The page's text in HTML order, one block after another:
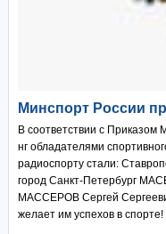
Минспорт России
В соответствии с Приказом
нг обладателями
радиоспорту стали:
город Санкт-Петербург
МАССЕРОВ Сергей
желает им успехов в спорте!